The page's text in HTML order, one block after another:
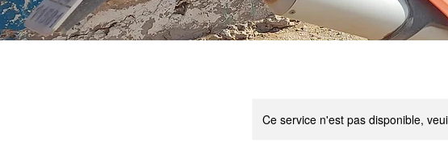
Ce service n'est pas disponible,